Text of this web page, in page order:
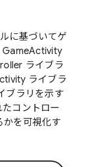
に基づいてゲ
GameActivity
ライブラ
ライブラ
ブラリを示す
コントロー
かを可視化す